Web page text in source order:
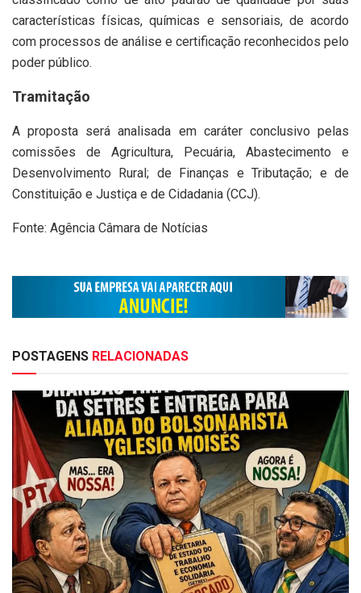
características físicas, químicas e sensoriais, de acordo
com processos de análise e certificação reconhecidos pelo
poder público.
Tramitação
A proposta será analisada em caráter conclusivo pelas
comissões de Agricultura, Pecuária, Abastecimento e
Desenvolvimento Rural; de Finanças e Tributação; e de
Constituição e Justiça e de Cidadania (CCJ).
Fonte: Agência Câmara de Notícias
POSTAGENS RELACIONADAS